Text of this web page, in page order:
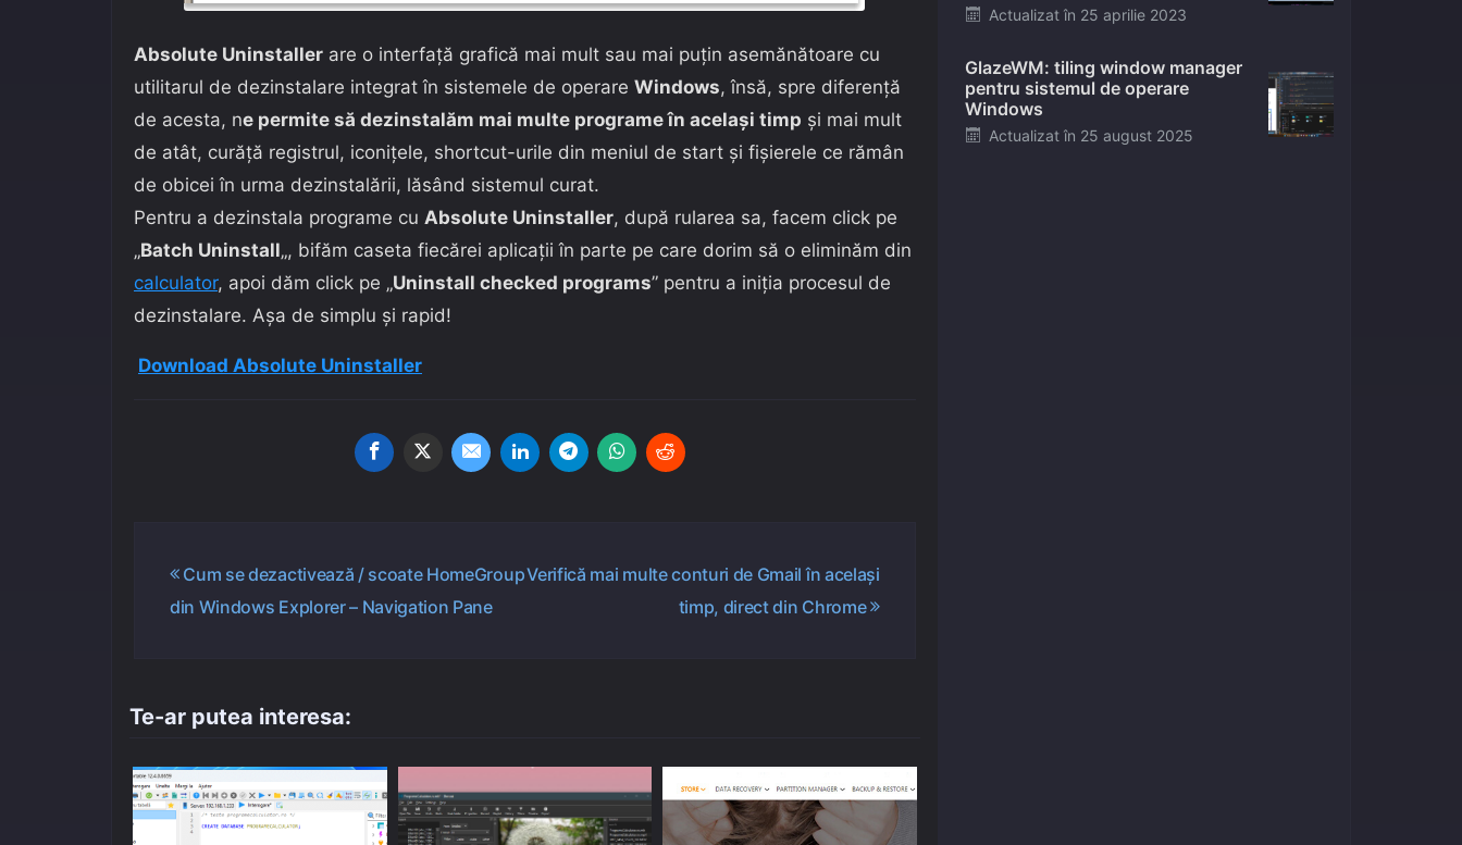
Absolute Uninstaller are o interfață grafică mai mult sau mai puțin asemănătoare cu
utilitarul de dezinstalare integrat în sistemele de operare Windows, însă, spre diferență
de acesta, ne permite să dezinstalăm mai multe programe în același timp și mai mult
de atât, curăță registrul, iconițele, shortcut-urile din meniul de start și fișierele ce rămân
de obicei în urma dezinstalării, lăsând sistemul curat.
Pentru a dezinstala programe cu Absolute Uninstaller, după rularea sa, facem click pe
„Batch Uninstall„, bifăm caseta fiecărei aplicații în parte pe care dorim să o eliminăm din
calculator, apoi dăm click pe „Uninstall checked programs” pentru a iniția procesul de
dezinstalare. Așa de simplu și rapid!
Download Absolute Uninstaller
Navigare
Cum se dezactivează / scoate HomeGroup
din Windows Explorer – Navigation Pane
Verifică mai multe conturi de Gmail în același
timp, direct din Chrome
Te-ar putea interesa:
Posted
Actualizat în 25 aprilie 2023
GlazeWM: tiling window manager
pentru sistemul de operare
Windows
Posted
Actualizat în 25 august 2025